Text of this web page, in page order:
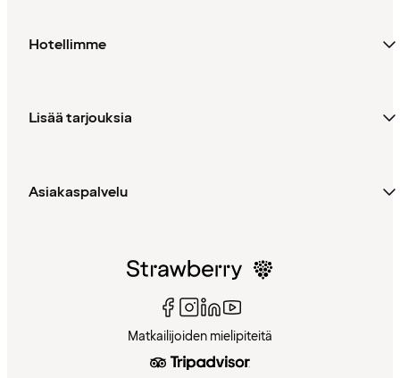
Hotellimme
Lisää tarjouksia
Asiakaspalvelu
Matkailijoiden mielipiteitä